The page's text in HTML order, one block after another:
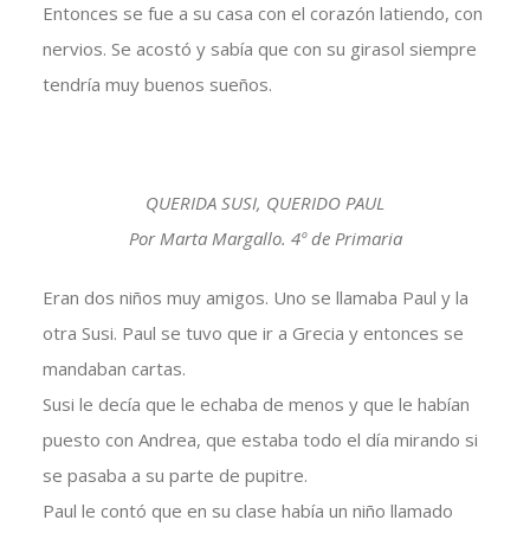
Entonces se fue a su casa con el corazón latiendo, con
nervios. Se acostó y sabía que con su girasol siempre
tendría muy buenos sueños.
QUERIDA SUSI, QUERIDO PAUL
Por Marta Margallo. 4º de Primaria
Eran dos niños muy amigos. Uno se llamaba Paul y la
otra Susi. Paul se tuvo que ir a Grecia y entonces se
mandaban cartas.
Susi le decía que le echaba de menos y que le habían
puesto con Andrea, que estaba todo el día mirando si
se pasaba a su parte de pupitre.
Paul le contó que en su clase había un niño llamado